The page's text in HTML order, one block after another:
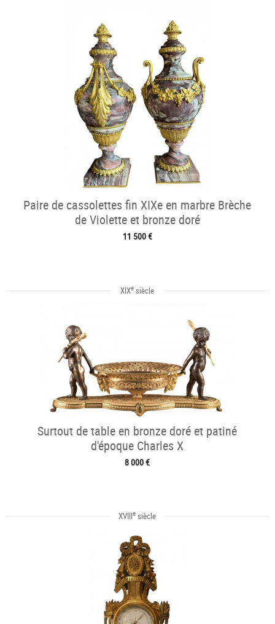
Paire de cassolettes fin XIXe en marbre Brèche
de Violette et bronze doré
11 500 €
XIXe siècle
Surtout de table en bronze doré et patiné
d'époque Charles X
8 000 €
XVIIIe siècle